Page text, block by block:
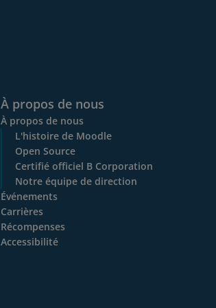
À propos de nous
À propos de nous
L'histoire de Moodle
Open Source
Certifié officiel B Corporation
Notre équipe de direction
Événements
Carrières
Récompenses
Accessibilité